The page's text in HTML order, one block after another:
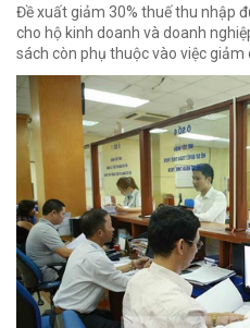
Đề xuất giảm 30% thuế thu nhập
cho hộ kinh doanh và doanh
sách còn phụ thuộc vào việc giảm